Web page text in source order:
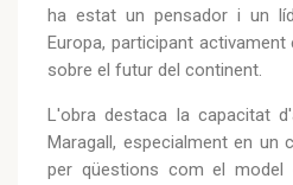
ha estat un pensador i un
Europa, participant
sobre el futur del continent.
L'obra destaca la capacitat
Maragall, especialment en un
per qüestions com el model